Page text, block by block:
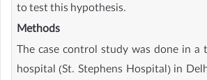
to test this hypothesis.
Methods
The case control study was done in a
hospital (St. Stephens Hospital) in